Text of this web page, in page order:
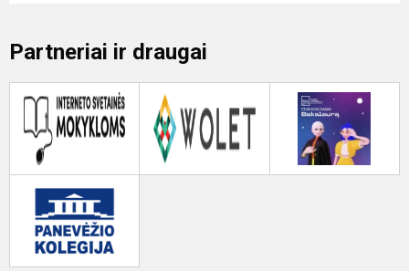
Partneriai ir draugai